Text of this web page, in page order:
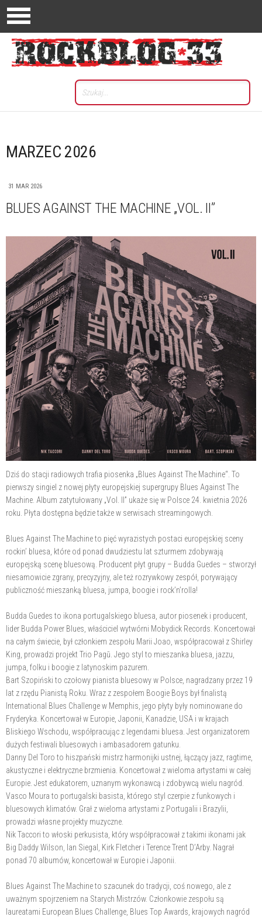
MARZEC 2026
31 MAR 2026
BLUES AGAINST THE MACHINE „VOL. II”
Dziś do stacji radiowych trafia piosenka „Blues Against The Machine“. To
pierwszy singiel z nowej płyty europejskiej supergrupy Blues Against The
Machine. Album zatytułowany „Vol. II” ukaże się w Polsce 24. kwietnia 2026
roku. Płyta dostępna będzie także w serwisach streamingowych.
Blues Against The Machine to pięć wyrazistych postaci europejskiej sceny
rockin’ bluesa, które od ponad dwudziestu lat szturmem zdobywają
europejską scenę bluesową. Producent płyt grupy – Budda Guedes – stworzył
niesamowicie zgrany, precyzyjny, ale też rozrywkowy zespół, porywający
publiczność mieszanką bluesa, jumpa, boogie i rock’n’rolla!
Budda Guedes to ikona portugalskiego bluesa, autor piosenek i producent,
lider Budda Power Blues, właściciel wytwórni Mobydick Records. Koncertował
na całym świecie, był członkiem zespołu Marii Joao, współpracował z Shirley
King, prowadzi projekt Trio Pagū. Jego styl to mieszanka bluesa, jazzu,
jumpa, folku i boogie z latynoskim pazurem.
Bart Szopiński to czołowy pianista bluesowy w Polsce, nagradzany przez 19
lat z rzędu Pianistą Roku. Wraz z zespołem Boogie Boys był finalistą
International Blues Challenge w Memphis, jego płyty były nominowane do
Fryderyka. Koncertował w Europie, Japonii, Kanadzie, USA i w krajach
Bliskiego Wschodu, współpracując z legendami bluesa. Jest organizatorem
dużych festiwali bluesowych i ambasadorem gatunku.
Danny Del Toro to hiszpański mistrz harmonijki ustnej, łączący jazz, ragtime,
akustyczne i elektryczne brzmienia. Koncertował z wieloma artystami w całej
Europie. Jest edukatorem, uznanym wykonawcą i zdobywcą wielu nagród.
Vasco Moura to portugalski basista, którego styl czerpie z funkowych i
bluesowych klimatów. Grał z wieloma artystami z Portugalii i Brazylii,
prowadzi własne projekty muzyczne.
Nik Taccori to włoski perkusista, który współpracował z takimi ikonami jak
Big Daddy Wilson, Ian Siegal, Kirk Fletcher i Terence Trent D’Arby. Nagrał
ponad 70 albumów, koncertował w Europie i Japonii.
Blues Against The Machine to szacunek do tradycji, coś nowego, ale z
uważnym spojrzeniem na Starych Mistrzów. Członkowie zespołu są
laureatami European Blues Challenge, Blues Top Awards, krajowych nagród